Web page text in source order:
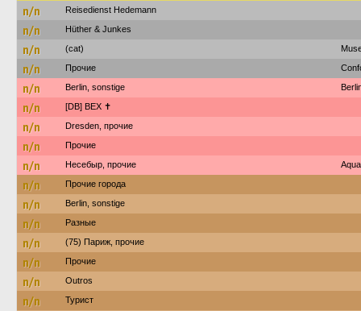
n/n Reisedienst Hedemann
n/n Hüther & Junkes
n/n (cat)
n/n Прочие
n/n Berlin, sonstige
n/n [DB] BEX ✝︎
n/n Dresden, прочие
n/n Прочие
n/n Несебыр, прочие
n/n Прочие города
n/n Berlin, sonstige
n/n Разные
n/n (75) Париж, прочие
n/n Прочие
n/n Outros
n/n Турист